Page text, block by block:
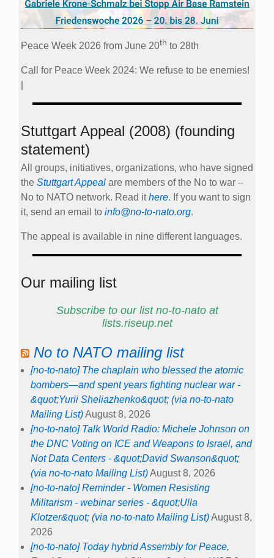
Peace Week 2026 from June 20th to 28th
Call for Peace Week 2024: We refuse to be enemies!
Stuttgart Appeal (2008) (founding
statement)
All groups, initiatives, organizations, who have signed
the Stuttgart Appeal are members of the No to war –
No to NATO network. Read ithere. If you want to sign
it, send an email to info@no-to-nato.org.
The appeal is available in nine different languages.
Our mailing list
Subscribe to our list no-to-nato at
lists.riseup.net
No to NATO mailing list
[no-to-nato] The chaplain who blessed the atomic
bombers—and spent years fighting nuclear war -
&quot;Yurii Sheliazhenko&quot; (via no-to-nato
Mailing List)August 8, 2026
[no-to-nato] Talk World Radio: Michele Johnson on
the DNC Voting on ICE and Weapons to Israel, and
Not Data Centers - &quot;David Swanson&quot;
(via no-to-nato Mailing List)August 8, 2026
[no-to-nato] Reminder - Women Resisting
Militarism - webinar series - &quot;Ulla
Klotzer&quot; (via no-to-nato Mailing List)August 8,
2026
[no-to-nato] Today hybrid Assembly for Peace,